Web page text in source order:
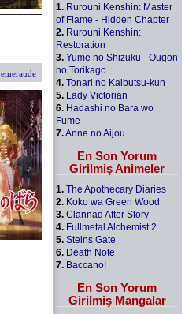
emeraude
1. Rurouni Kenshin: Master
of Flame - Hidden Chapter
2. Rurouni Kenshin:
Restoration
3. Yume no Shizuku - Ougon
no Torikago
4. Tonari no Kaibutsu-kun
5. Lady Victorian
6. Hadashi no Bara wo
Fume
7.Anne no Aijou
En Son Yorum
Girilmiş Animeler
1. The Apothecary Diaries
2. Koko wa Green Wood
3. Clannad After Story
4. Fullmetal Alchemist 2
5. Steins Gate
6. Death Note
7. Baccano!
En Son Yorum
Girilmiş Mangalar